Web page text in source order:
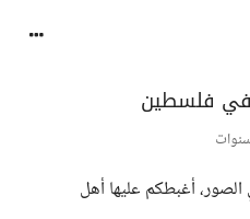
فلسطين
أغبطكم عليها أهل